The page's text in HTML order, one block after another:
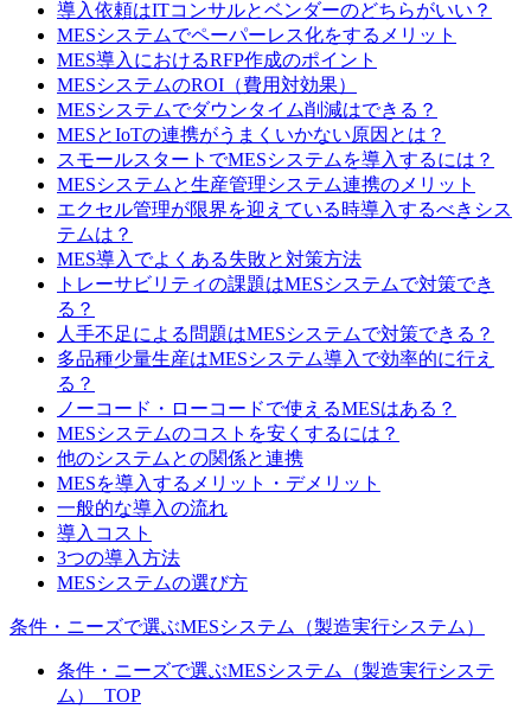
導入依頼はITコンサルとベンダーのどちらがいい？
MESシステムでペーパーレス化をするメリット
MES導入におけるRFP作成のポイント
MESシステムのROI（費用対効果）
MESシステムでダウンタイム削減はできる？
MESとIoTの連携がうまくいかない原因とは？
スモールスタートでMESシステムを導入するには？
MESシステムと生産管理システム連携のメリット
エクセル管理が限界を迎えている時導入するべきシス
テムは？
MES導入でよくある失敗と対策方法
トレーサビリティの課題はMESシステムで対策でき
る？
人手不足による問題はMESシステムで対策できる？
多品種少量生産はMESシステム導入で効率的に行え
る？
ノーコード・ローコードで使えるMESはある？
MESシステムのコストを安くするには？
他のシステムとの関係と連携
MESを導入するメリット・デメリット
一般的な導入の流れ
導入コスト
3つの導入方法
MESシステムの選び方
条件・ニーズで選ぶMESシステム（製造実行システム）
条件・ニーズで選ぶMESシステム（製造実行システ
ム）_TOP